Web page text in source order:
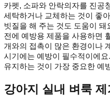
카펫, 소파와 안락의자를 진공
세탁하거나 교체하는 것이 좋
빗질을 해 주는 것도 도움이 돼
전에 예방용 제품을 사용하면
개와의 접촉이 많은 환경이나
시기에는 예방이 필수적이에요
유지하는 것이 가장 중요한 예
강아지 실내 벼룩